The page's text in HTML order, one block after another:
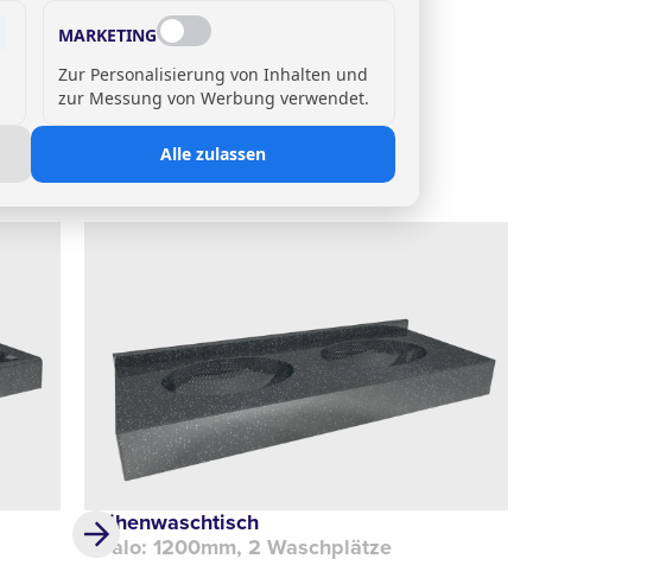
Reihenwaschtisch
Ovalo: 1200mm, 2 Waschplätze
MARKETING
Zur Personalisierung von Inhalten und
zur Messung von Werbung verwendet.
Alle zulassen